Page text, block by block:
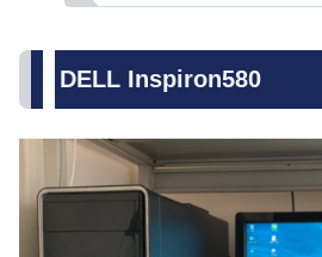
DELL Inspiron580